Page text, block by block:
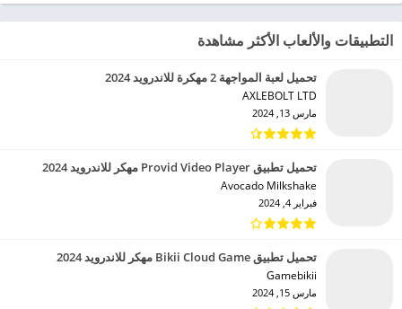
التطبيقات والألعاب الأكثر مشاهدة
تحميل لعبة المواجهة 2 مهكرة للاندرويد 2024
AXLEBOLT LTD‏
مارس 13, 2024
تحميل تطبيق Provid Video Player مهكر للاندرويد 2024
Avocado Milkshake‏
فبراير 4, 2024
تحميل تطبيق Bikii Cloud Game مهكر للاندرويد 2024
Gamebikii‏
مارس 15, 2024